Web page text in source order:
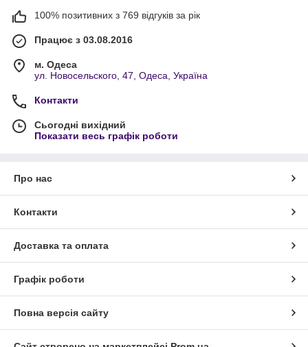
100% позитивних з 769 відгуків за рік
Працює з 03.08.2016
м. Одеса
ул. Новосельского, 47, Одеса, Україна
Контакти
Сьогодні вихідний
Показати весь графік роботи
Про нас
Контакти
Доставка та оплата
Графік роботи
Повна версія сайту